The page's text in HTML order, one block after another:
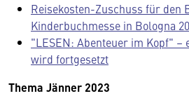
Reisekosten-Zuschuss für den
Kinderbuchmesse in Bologna
"LESEN: Abenteuer im Kopf"
wird fortgesetzt
Thema Jänner 2023